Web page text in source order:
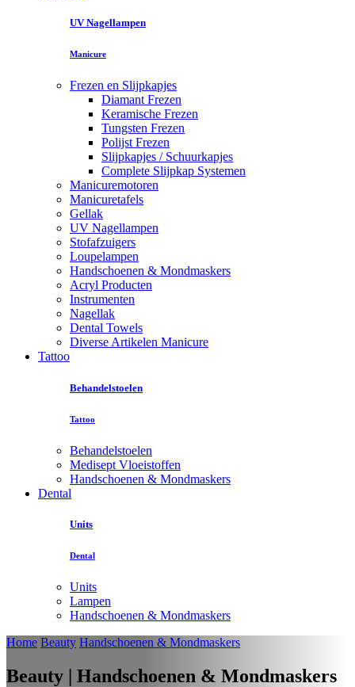
UV Nagellampen
Manicure
Frezen en Slijpkapjes
Diamant Frezen
Keramische Frezen
Tungsten Frezen
Polijst Frezen
Slijpkapjes / Schuurkapjes
Complete Slijpkap Systemen
Manicuremotoren
Manicuretafels
Gellak
UV Nagellampen
Stofafzuigers
Loupelampen
Handschoenen & Mondmaskers
Acryl Producten
Instrumenten
Nagellak
Dental Towels
Diverse Artikelen Manicure
Tattoo
Behandelstoelen
Tattoo
Behandelstoelen
Medisept Vloeistoffen
Handschoenen & Mondmaskers
Dental
Units
Dental
Units
Lampen
Handschoenen & Mondmaskers
Home Beauty Handschoenen & Mondmaskers
Beauty | Handschoenen & Mondmaskers